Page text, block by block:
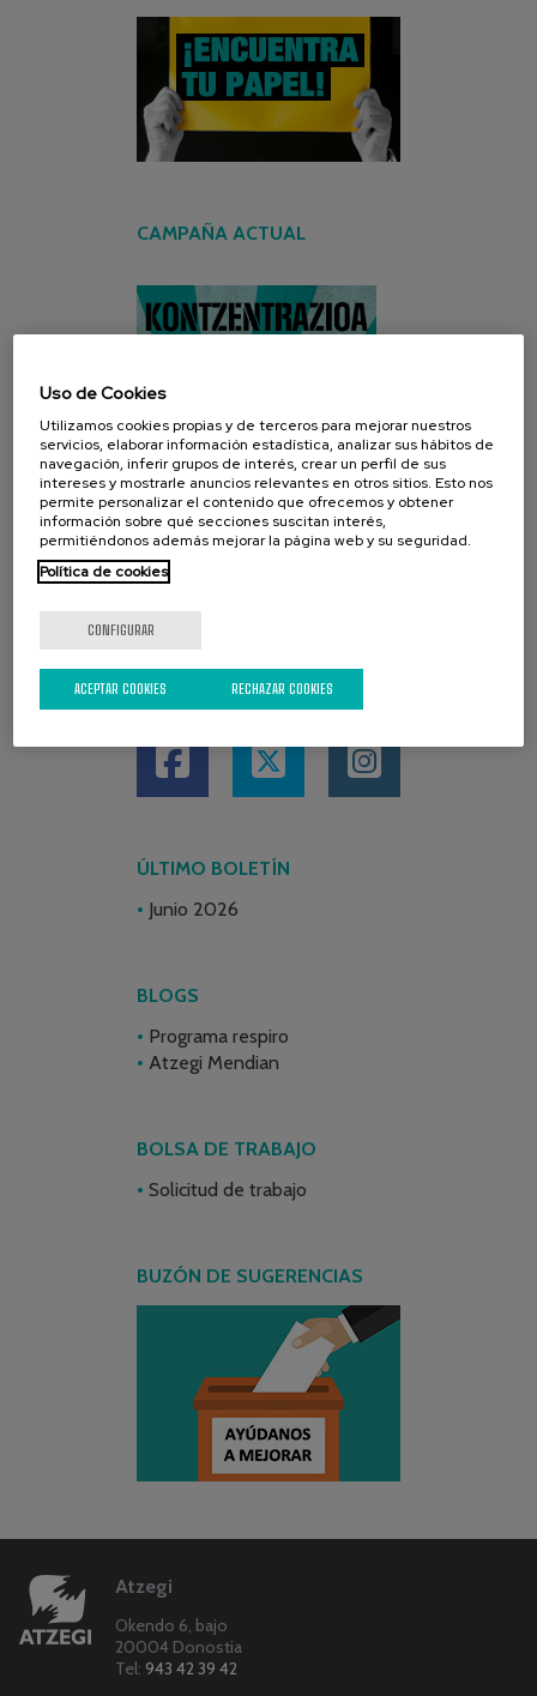
CAMPAÑA ACTUAL
REDES SOCIALES
ÚLTIMO BOLETÍN
Junio 2026
BLOGS
Programa respiro
Atzegi Mendian
BOLSA DE TRABAJO
Solicitud de trabajo
BUZÓN DE SUGERENCIAS
Atzegi
Okendo 6, bajo
20004 Donostia
Tel: 943 42 39 42
Uso de Cookies
Utilizamos cookies propias y de terceros para mejorar nuestros
servicios, elaborar información estadística, analizar sus hábitos de
navegación, inferir grupos de interés, crear un perfil de sus
intereses y mostrarle anuncios relevantes en otros sitios. Esto nos
permite personalizar el contenido que ofrecemos y obtener
información sobre qué secciones suscitan interés,
permitiéndonos además mejorar la página web y su seguridad.
Política de cookies
CONFIGURAR
RECHAZAR COOKIES
ACEPTAR COOKIES